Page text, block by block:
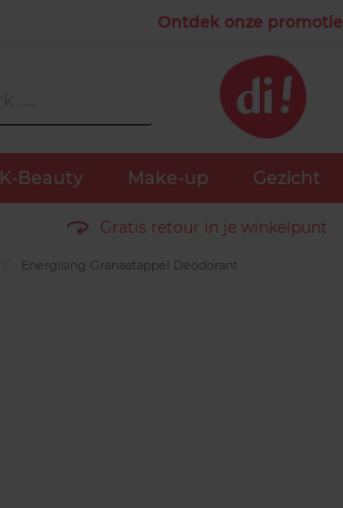
Ontdek onze
K-Beauty Make-up Gezicht
Gratis retour in je winkelpunt
Energising Granaatappel Deodorant